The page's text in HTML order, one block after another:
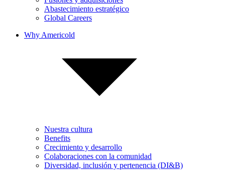
Abastecimiento estratégico
Global Careers
Why Americold
Nuestra cultura
Benefits
Crecimiento y desarrollo
Colaboraciones con la comunidad
Diversidad, inclusión y pertenencia (DI&B)